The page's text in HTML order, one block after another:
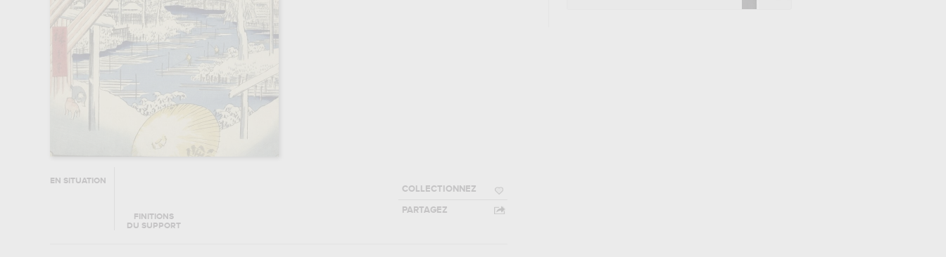
EN SITUATION
FINITIONS
DU SUPPORT
COLLECTIONNEZ
PARTAGEZ